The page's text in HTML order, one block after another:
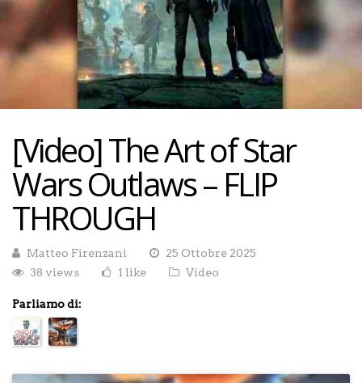
[Video] The Art of Star
Wars Outlaws – FLIP
THROUGH
Matteo Firenzani
25 Ottobre 2025
38 views
1 like Video
Parliamo di: